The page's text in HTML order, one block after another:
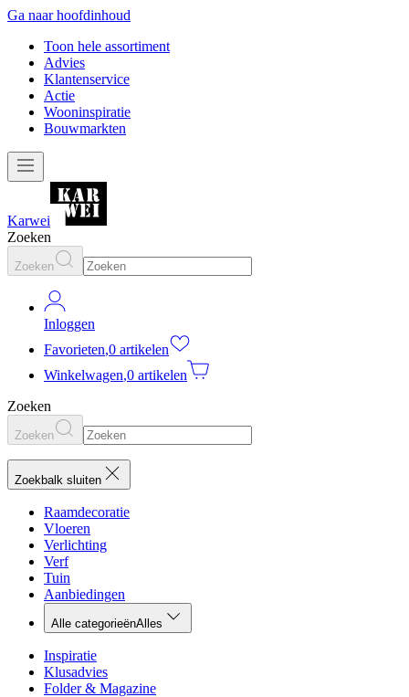
Ga naar hoofdinhoud
Toon hele assortiment
Advies
Klantenservice
Actie
Wooninspiratie
Bouwmarkten
Karwei
Zoeken
Zoeken
Inloggen
Favorieten,0 artikelen
Winkelwagen,0 artikelen
Zoeken
Zoeken
Zoekbalk sluiten
Raamdecoratie
Vloeren
Verlichting
Verf
Tuin
Aanbiedingen
Alle categorieënAlles
Inspiratie
Klusadvies
Folder & Magazine